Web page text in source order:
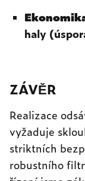
haly
ZÁVĚR
Realizace
vyžaduje
striktních
robustního